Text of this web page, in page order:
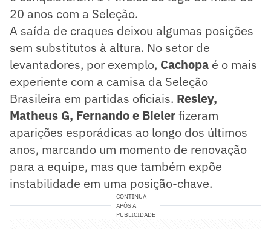
20 anos com a Seleção.
A saída de craques deixou algumas posições
sem substitutos à altura. No setor de
levantadores, por exemplo, Cachopa é o mais
experiente com a camisa da Seleção
Brasileira em partidas oficiais. Resley,
Matheus G, Fernando e Bielerfizeram
aparições esporádicas ao longo dos últimos
anos, marcando um momento de renovação
para a equipe, mas que também expõe
instabilidade em uma posição-chave.
CONTINUA
APÓS A
PUBLICIDADE